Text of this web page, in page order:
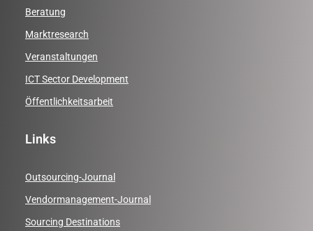
Beratung
Marktresearch
Veranstaltungen
ICT Sector Development
Öffentlichkeitsarbeit
Links
Outsourcing-Journal
Vendormanagement-Journal
Sourcing Destinations